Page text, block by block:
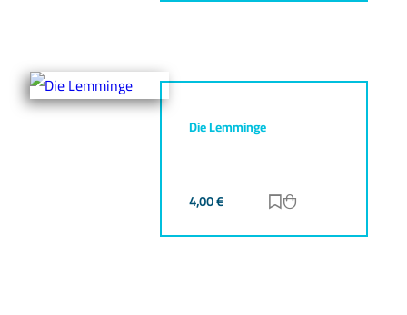
Die Lemminge
4,00€ Zur Merkliste